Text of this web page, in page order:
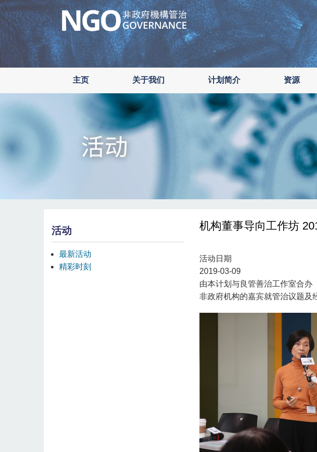
Skip
to
main
主页 关于我们 计划简介 资源
活动
最新活动
精彩时刻
机构董事导向工作坊
活动日期
2019-03-09
由本计划与良管善治工作室合办
非政府机构的嘉宾就管治议题及